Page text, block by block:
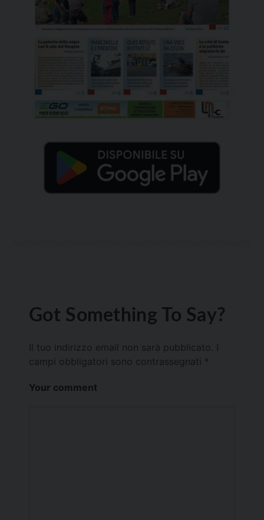
Got Something To Say?
Il tuo indirizzo email non sarà pubblicato.
campi obbligatori sono contrassegnati *
Your comment